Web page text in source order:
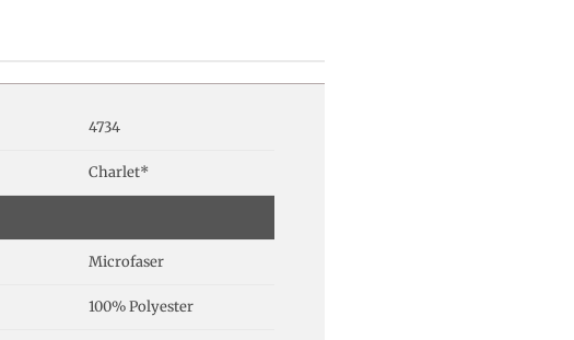
4734
Charlet*
Microfaser
100% Polyester